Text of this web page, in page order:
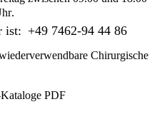
.
ist: +49 7462-94 44 86
Chirurgische
PDF